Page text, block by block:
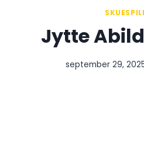
Jytte
september 29,